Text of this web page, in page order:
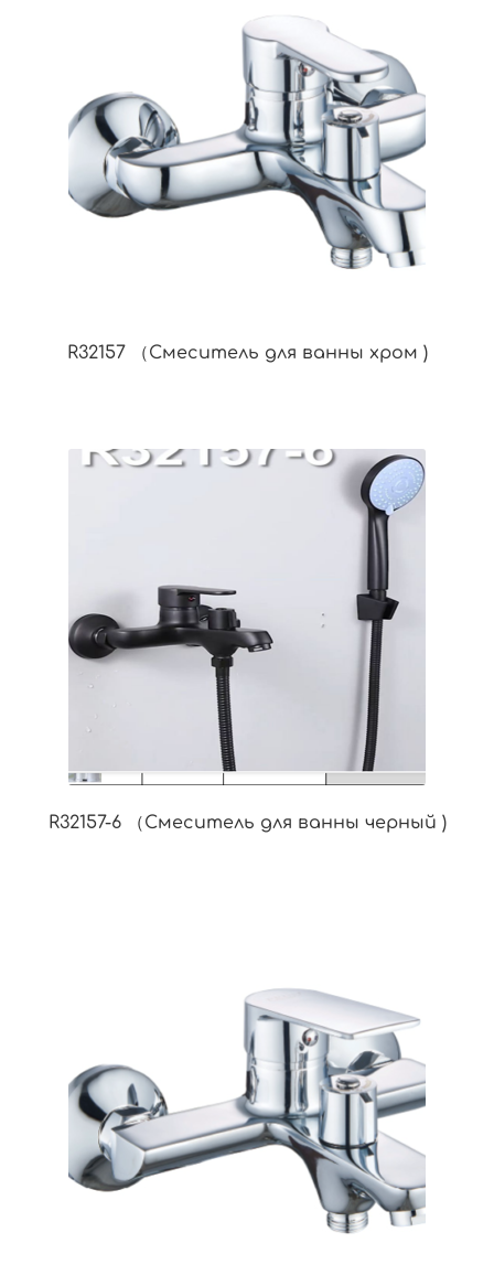
R32157 （Смеситель для ванны хром )
R32157-6 （Смеситель для ванны черный )